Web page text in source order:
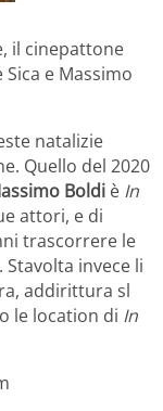
il cinepattone
e Massimo
natalizie
Quello del 2020
Boldi è In
attori, e di
trascorrere le
invece li
addirittura sl
le location di In